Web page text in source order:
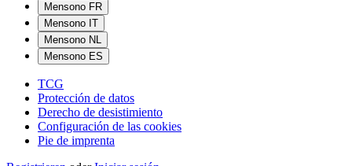
Mensono FR
Mensono IT
Mensono NL
Mensono ES
TCG
Protección de datos
Derecho de desistimiento
Configuración de las cookies
Pie de imprenta